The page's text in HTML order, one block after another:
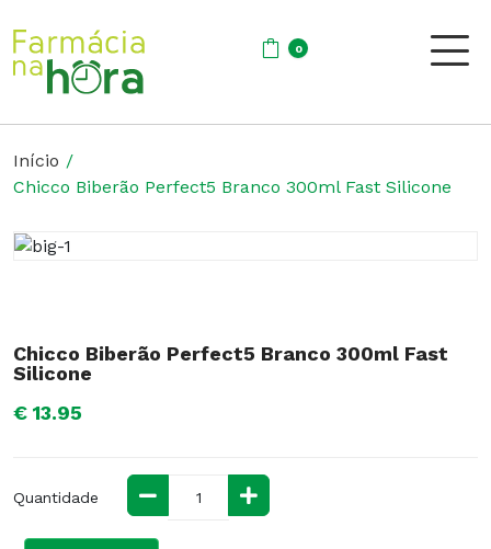
0
Início
Chicco Biberão Perfect5 Branco 300ml Fast Silicone
Chicco Biberão Perfect5 Branco 300ml Fast
Silicone
€ 13.95
Quantidade